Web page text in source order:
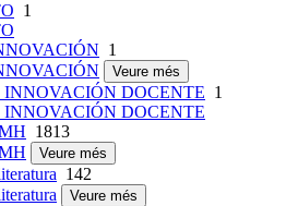
1
1
Veure més
INNOVACIÓN DOCENTE 1
INNOVACIÓN DOCENTE
1813
Veure més
142
Veure més